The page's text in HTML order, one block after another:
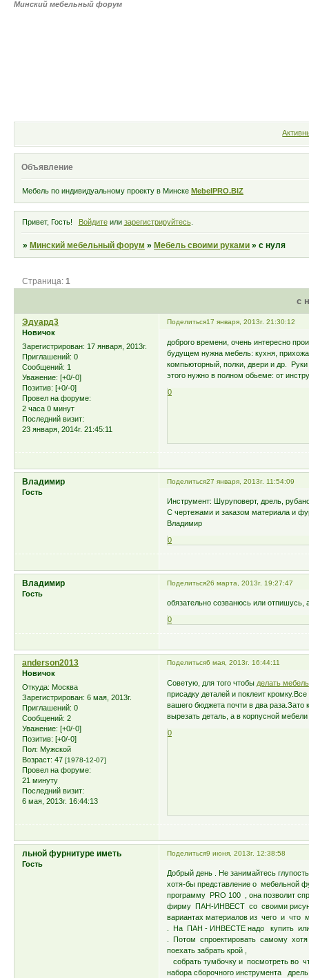
Минский мебельный форум
Объявление
Мебель по индивидуальному проекту в Минске MebelPRO.BIZ
Привет, Гость! Войдитеили зарегистрируйтесь.
» Минский мебельный форум » Мебель своими руками »с нуля
с
Страница: 1
Поделиться17 января, 2013г. 21:30:12
Эдуард3
Новичок
Зарегистрирован: 17 января, 2013г.
Приглашений: 0
Сообщений: 1
Уважение: [+0/-0]
Позитив: [+0/-0]
Провел на форуме:
2 часа 0 минут
Последний визит:
23 января, 2014г. 21:45:11
доброго времени, очень интересно
будущем нужна мебель: кухня,
компьюторный, полки, двери и др. Руки
этого нужно в полном обьеме: от
0
Поделиться27 января, 2013г. 11:54:09
Владимир
Гость
Инструмент: Шуруповерт, дрель,
С чертежами и заказом материала и
Владимир
0
Поделиться26 марта, 2013г. 19:27:47
Владимир
Гость
обязательно созванюсь или отпишусь,
0
Поделиться6 мая, 2013г. 16:44:11
anderson2013
Новичок
Откуда: Москва
Зарегистрирован: 6 мая, 2013г.
Приглашений: 0
Сообщений: 2
Уважение: [+0/-0]
Позитив: [+0/-0]
Пол: Мужской
Возраст: 47 [1978-12-07]
Провел на форуме:
21 минуту
Последний визит:
6 мая, 2013г. 16:44:13
Советую, для того чтобы делать мебель
присадку деталей и поклеит
вашего бюджета почти в два раза.Зато
вырезать деталь, а в корпусной
0
Поделиться9 июня, 2013г. 12:38:58
льной фурнитуре иметь
Гость
Добрый день . Не занимайтесь
хотя-бы представление о мебельной
программу PRO 100 , она позволит
фирму ПАН-ИНВЕСТ со своими
вариантах материалов из чего и
. На ПАН - ИНВЕСТЕ надо купить или
. Потом спроектировать самому хотя
поехать забрать крой ,
собрать тумбочку и посмотреть
набора сборочного инструмента